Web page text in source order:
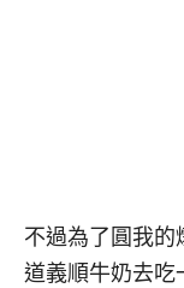
不過為了圓我的
道義順牛奶去吃